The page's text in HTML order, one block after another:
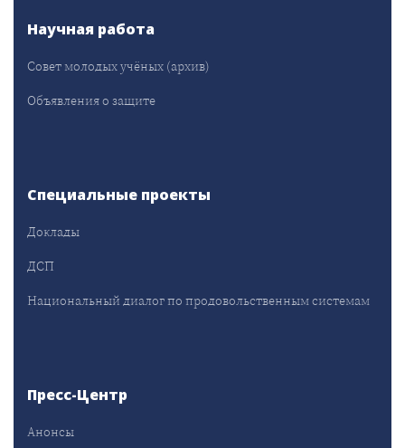
Научная работа
Совет молодых учёных (архив)
Объявления о защите
Специальные проекты
Доклады
ДСП
Национальный диалог по продовольственным системам
Пресс-Центр
Анонсы